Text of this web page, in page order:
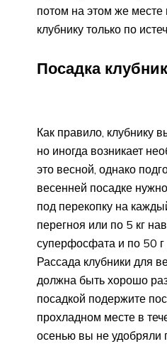
потом на этом же
клубнику только по
Посадка
Как правило, клубнику
но иногда возникает
это весной, однако
весенней посадке
под перекопку на
перегноя или по 5 кг
суперфосфата и по 50 г
Рассада клубники для
должна быть хорошо
посадкой подержите
прохладном месте в
осенью вы не удобряли